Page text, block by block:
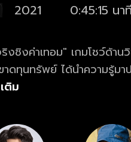
2021 0:45:15 นาที
งชิงค่าเทอม" เกมโชว์ด้าน
ดทุนทรัพย์ ได้นำความรู้ม
ติม